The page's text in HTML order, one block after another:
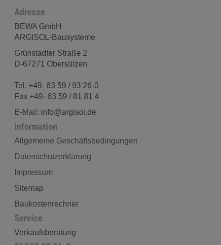
Adresse
BEWA GmbH
ARGISOL-Bausysteme
Grünstadter Straße 2
D-67271 Obersülzen
Tel. +49- 63 59 / 93 26-0
Fax +49- 63 59 / 81 81 4
E-Mail: info@argisol.de
Information
Allgemeine Geschäftsbedingungen
Datenschutzerklärung
Impressum
Sitemap
Baukostenrechner
Service
Verkaufsberatung